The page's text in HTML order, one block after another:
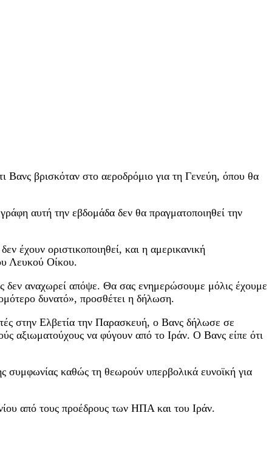
Βανς βρισκόταν στο αεροδρόμιο για τη Γενεύη, όπου θα
αυτή την εβδομάδα δεν θα πραγματοποιηθεί την
έχουν οριστικοποιηθεί, και η αμερικανική
Λευκού Οίκου.
δεν αναχωρεί απόψε. Θα σας ενημερώσουμε μόλις έχουμε
δυνατό», προσθέτει η δήλωση.
στην Ελβετία την Παρασκευή, ο Βανς δήλωσε σε
αξιωματούχους να φύγουν από το Ιράν. Ο Βανς είπε ότι
συμφωνίας καθώς τη θεωρούν υπερβολικά ευνοϊκή για
από τους προέδρους των ΗΠΑ και του Ιράν.